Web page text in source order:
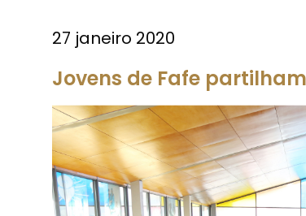
27 janeiro 2020
Jovens de Fafe